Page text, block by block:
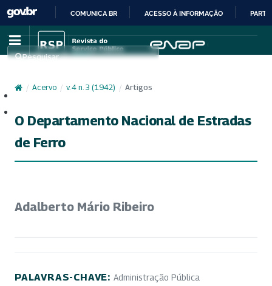
IR
PARA
CONTEÚDO
COMUNICA BR ACESSO À INFORMAÇÃO
Pesquisar
/ Acervo / v. 4 n. 3 (1942) / Artigos
O Departamento Nacional de Estradas
de Ferro
Adalberto Mário Ribeiro
PALAVRAS-CHAVE: Administração Pública